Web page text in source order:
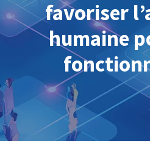
favoriser
humaine